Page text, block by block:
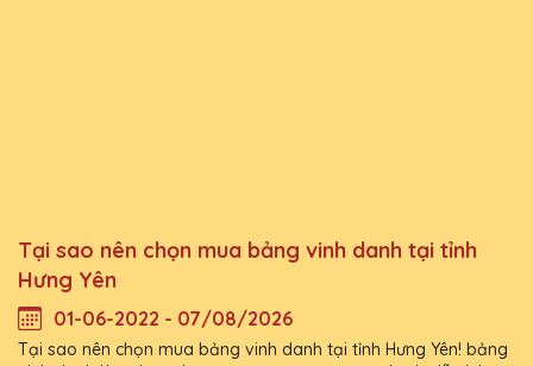
Tại sao nên chọn mua bảng vinh danh tại tỉnh
Hưng Yên
01-06-2022 - 07/08/2026
Tại sao nên chọn mua bảng vinh danh tại tỉnh Hưng Yên! bảng